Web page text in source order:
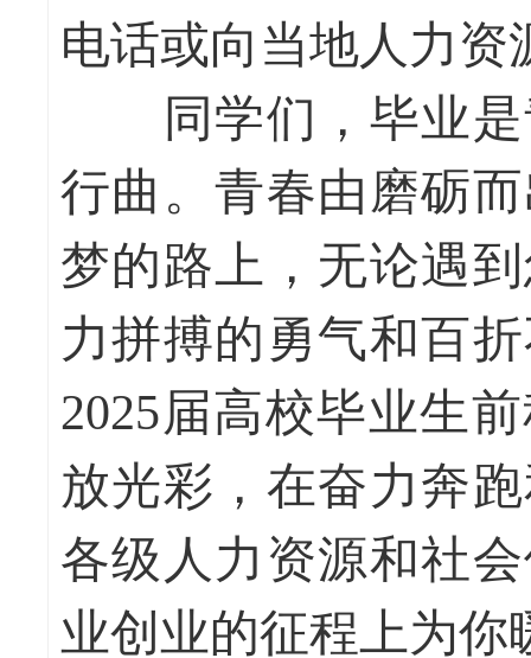
电话或向当地人力
同学们，毕业是
行曲。青春由磨砺
梦的路上，无论遇
力拼搏的勇气和百
2025届高校毕业生
放光彩，在奋力奔
各级人力资源和社
业创业的征程上为你